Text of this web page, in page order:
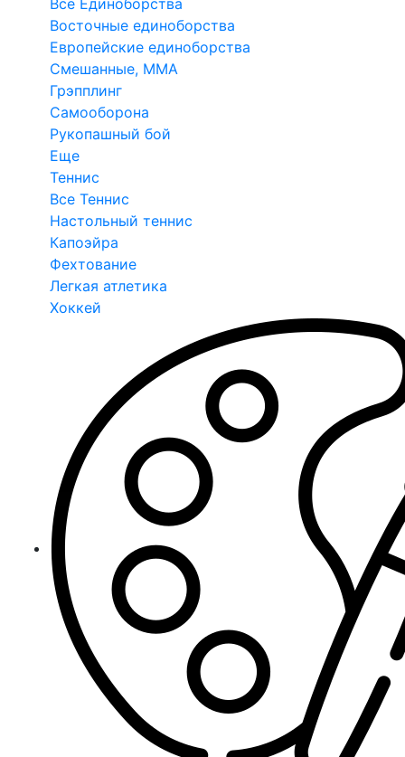
Все Единоборства
Восточные единоборства
Европейские единоборства
Смешанные, ММА
Грэпплинг
Самооборона
Рукопашный бой
Еще
Теннис
Все Теннис
Настольный теннис
Капоэйра
Фехтование
Легкая атлетика
Хоккей